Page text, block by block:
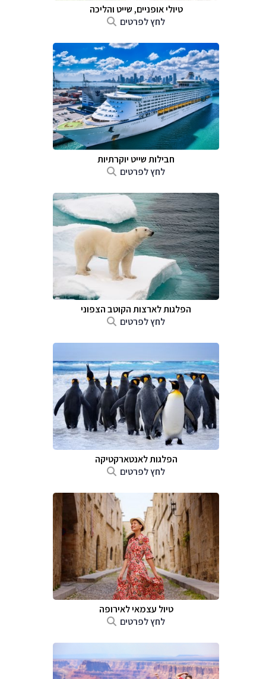
טיולי אופניים, שייט והליכה
לחץ לפרטים
חבילות שייט יוקרתיות
לחץ לפרטים
הפלגות לארצות הקוטב הצפוני
לחץ לפרטים
הפלגות לאנטארקטיקה
לחץ לפרטים
טיול עצמאי לאירופה
לחץ לפרטים